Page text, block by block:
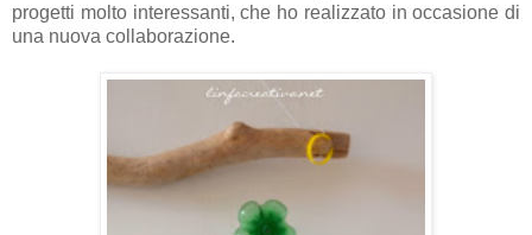
progetti molto interessanti, che ho realizzato in occasione di
una nuova collaborazione.